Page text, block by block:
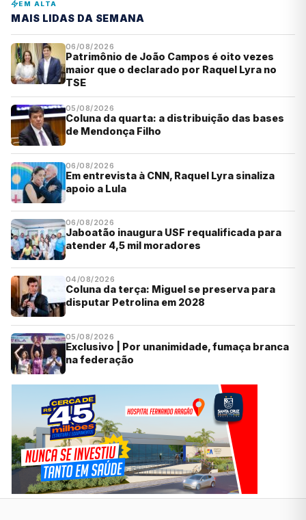
EM ALTA
MAIS LIDAS DA SEMANA
06/08/2026
Patrimônio de João Campos é oito vezes
maior que o declarado por Raquel Lyra no
TSE
05/08/2026
Coluna da quarta: a distribuição das bases
de Mendonça Filho
06/08/2026
Em entrevista à CNN, Raquel Lyra sinaliza
apoio a Lula
06/08/2026
Jaboatão inaugura USF requalificada para
atender 4,5 mil moradores
04/08/2026
Coluna da terça: Miguel se preserva para
disputar Petrolina em 2028
05/08/2026
Exclusivo | Por unanimidade, fumaça branca
na federação